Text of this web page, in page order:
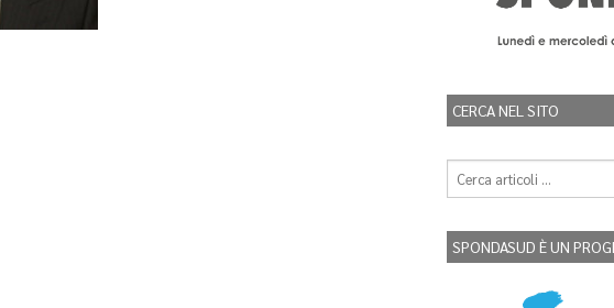
CERCA NEL SITO
SPONDASUD È UN